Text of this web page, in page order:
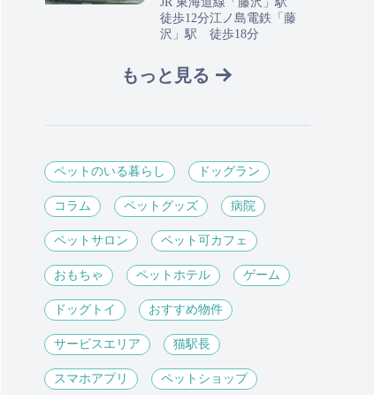
徒歩12分江ノ島電鉄「藤
沢」駅 徒歩18分
もっと見る
ペットのいる暮らし ドッグラン
コラム ペットグッズ 病院
ペットサロン ペット可カフェ
おもちゃ ペットホテル ゲーム
ドッグトイ おすすめ物件
サービスエリア 猫駅長
スマホアプリ ペットショップ